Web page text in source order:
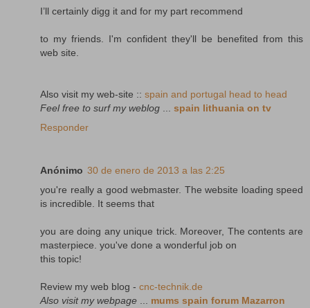
I’ll certainly digg it and for my part recommend
to my friends. I'm confident they'll be benefited from this
web site.
Also visit my web-site :: spain and portugal head to head
Feel free to surf my weblog
spain lithuania on tv
Responder
Anónimo 30 de enero de 2013 a las 2:25
you're really a good webmaster. The website loading speed
is incredible. It seems that
you are doing any unique trick. Moreover, The contents are
masterpiece. you've done a wonderful job on
this topic!
Review my web blog - cnc-technik.de
Also visit my webpage
mums spain forum Mazarron